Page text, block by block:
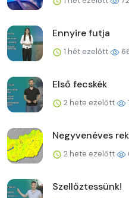
Ennyire futja
1 hét ezelőtt
Első fecskék
2 hete ezelőtt
Negyvenéves
2 hete ezelőtt
Szellőztessünk!